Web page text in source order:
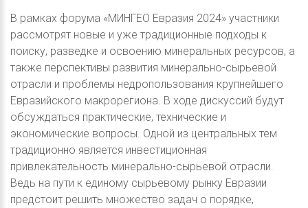
В рамках форума «МИНГЕО Евразия 2024» участники
рассмотрят новые и уже традиционные подходы к
поиску, разведке и освоению минеральных ресурсов, а
также перспективы развития минерально-сырьевой
отрасли и проблемы недропользования крупнейшего
Евразийского макрорегиона. В ходе дискуссий будут
обсуждаться практические, технические и
экономические вопросы. Одной из центральных тем
традиционно является инвестиционная
привлекательность минерально-сырьевой отрасли.
Ведь на пути к единому сырьевому рынку Евразии
предстоит решить множество задач о порядке,